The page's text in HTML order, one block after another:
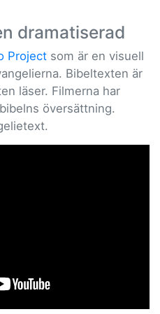
dramatiserad
Project som är en visuell
Bibeltexten är
läser. Filmerna har
översättning.